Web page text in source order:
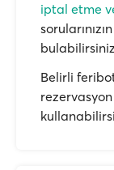
iptal etme
Belirli